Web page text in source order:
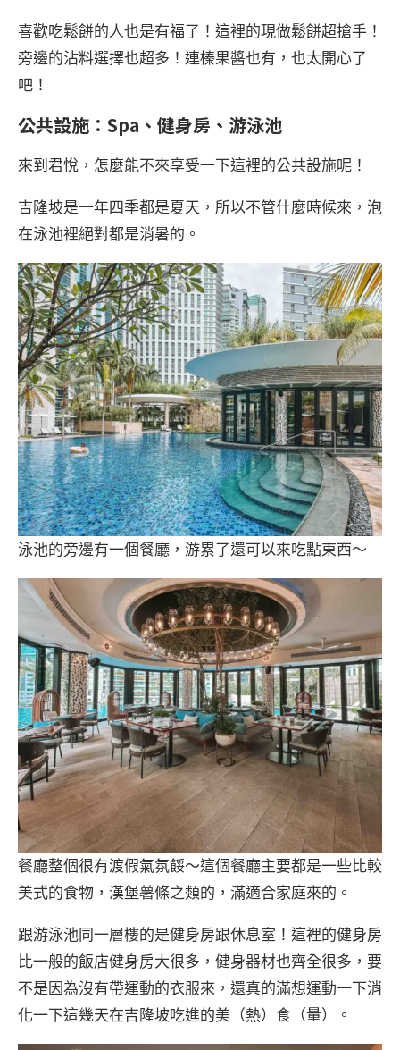
喜歡吃鬆餅的人也是有福了！這裡的現做鬆餅超搶手！
旁邊的沾料選擇也超多！連榛果醬也有，也太開心了
吧！
公共設施：Spa、健身房、游泳池
來到君悅，怎麼能不來享受一下這裡的公共設施呢！
吉隆坡是一年四季都是夏天，所以不管什麼時候來，泡
在泳池裡絕對都是消暑的。
泳池的旁邊有一個餐廳，游累了還可以來吃點東西～
餐廳整個很有渡假氣氛餒～這個餐廳主要都是一些比較
美式的食物，漢堡薯條之類的，滿適合家庭來的。
跟游泳池同一層樓的是健身房跟休息室！這裡的健身房
比一般的飯店健身房大很多，健身器材也齊全很多，要
不是因為沒有帶運動的衣服來，還真的滿想運動一下消
化一下這幾天在吉隆坡吃進的美（熱）食（量）。